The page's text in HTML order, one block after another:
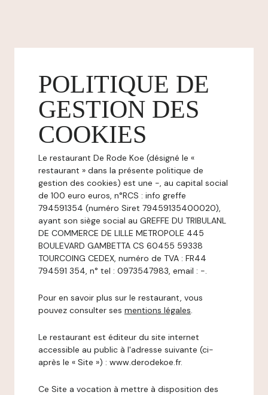
POLITIQUE DE
GESTION DES
COOKIES
Le restaurant De Rode Koe (désigné le «
restaurant » dans la présente politique de
gestion des cookies) est une -, au capital social
de 100 euro euros, n°RCS : info greffe
794591354 (numéro Siret 79459135400020),
ayant son siège social au GREFFE DU TRIBULANL
DE COMMERCE DE LILLE METROPOLE 445
BOULEVARD GAMBETTA CS 60455 59338
TOURCOING CEDEX, numéro de TVA : FR44
794591 354, n° tel : 0973547983, email : -.
Pour en savoir plus sur le restaurant, vous
pouvez consulter ses mentions légales.
Le restaurant est éditeur du site internet
accessible au public à l'adresse suivante (ci-
après le « Site ») : www.derodekoe.fr.
Ce Site a vocation à mettre à disposition des